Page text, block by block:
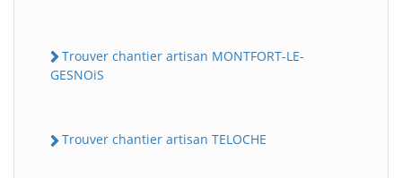
Trouver chantier artisan MONTFORT-LE-
GESNOiS
Trouver chantier artisan TELOCHE